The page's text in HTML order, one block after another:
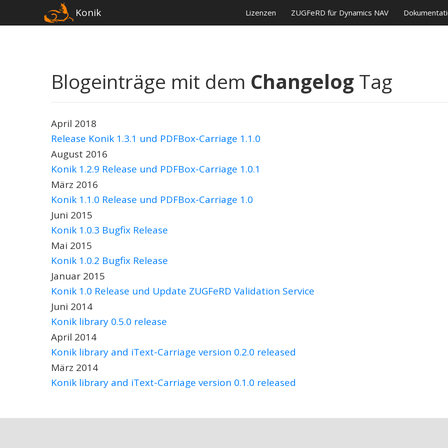
Konik Lizenzen ZUGFeRD für Dynamics NAV
Blogeinträge mit dem Changelog Tag
April 2018
Release Konik 1.3.1 und PDFBox-Carriage 1.1.0
August 2016
Konik 1.2.9 Release und PDFBox-Carriage 1.0.1
März 2016
Konik 1.1.0 Release und PDFBox-Carriage 1.0
Juni 2015
Konik 1.0.3 Bugfix Release
Mai 2015
Konik 1.0.2 Bugfix Release
Januar 2015
Konik 1.0 Release und Update ZUGFeRD Validation Service
Juni 2014
Konik library 0.5.0 release
April 2014
Konik library and iText-Carriage version 0.2.0 released
März 2014
Konik library and iText-Carriage version 0.1.0 released